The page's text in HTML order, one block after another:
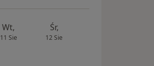
Wt,
11 Sie
Śr,
12 Sie